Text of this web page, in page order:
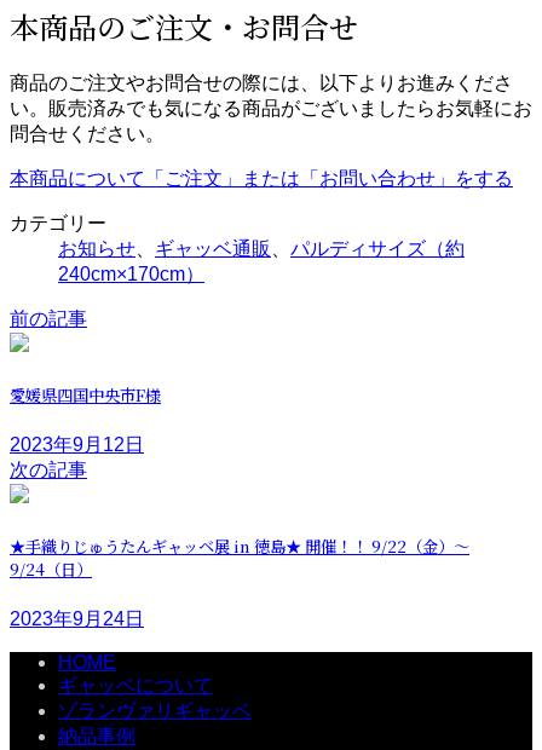
本商品のご注文・お問合せ
商品のご注文やお問合せの際には、以下よりお進みくださ
い。販売済みでも気になる商品がございましたらお気軽にお
問合せください。
本商品について「ご注文」または「お問い合わせ」をする
カテゴリー
お知らせ
ギャッベ通販
パルディサイズ（約
240cm×170cm）
前の記事
愛媛県四国中央市F様
2023年9月12日
次の記事
★手織りじゅうたんギャッベ展 in 徳島★ 開催！！ 9/22（金）～
9/24（日）
2023年9月24日
HOME
ギャッベについて
ゾランヴァリギャッベ
納品事例